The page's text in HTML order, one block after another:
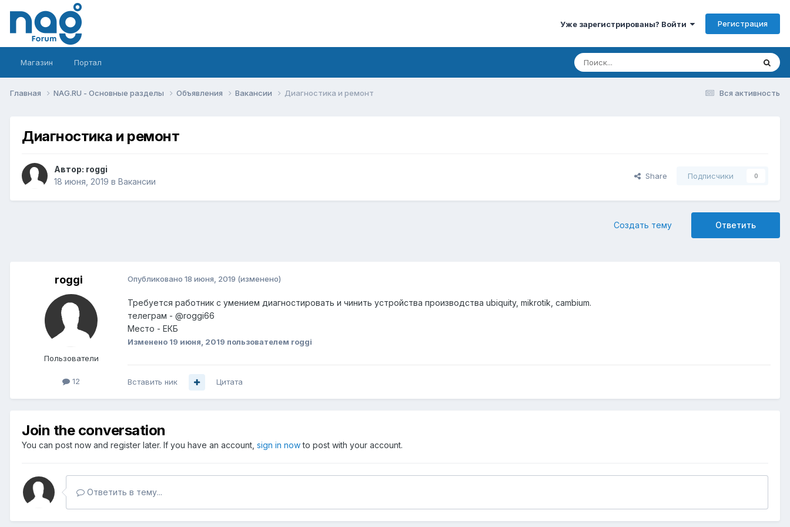
Уже зарегистрированы? Войти Регистрация
Магазин Портал
Вся активность
Главная NAG.RU - Основные разделы Объявления Вакансии Диагностика и ремонт
Диагностика и ремонт
Автор: roggi
18 июня, 2019 в Вакансии
Share Подписчики 0
Ответить
Создать тему
roggi
Пользователи
12
Опубликовано 18 июня, 2019 (изменено)
Требуется работник с умением диагностировать и чинить устройства производства ubiquity, mikrotik, cambium.
телеграм - @roggi66
Место - ЕКБ
Изменено 19 июня, 2019 пользователем roggi
Вставить ник Цитата
Join the conversation
You can post now and register later. If you have an account, sign in nowto post with your account.
Ответить в тему...